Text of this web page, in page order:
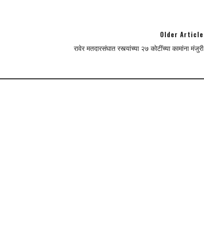
Older Article
रावेर मतदारसंघात रस्त्यांच्या २७ कोटींच्या कामांना मंजुरी